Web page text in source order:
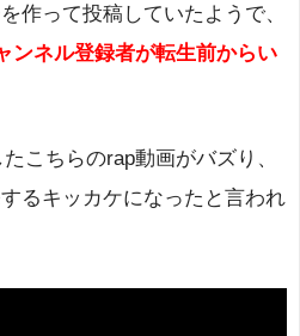
作って投稿していたようで、
ンネル登録者が転生前からい
こちらのrap動画がバズり、
るキッカケになったと言われ